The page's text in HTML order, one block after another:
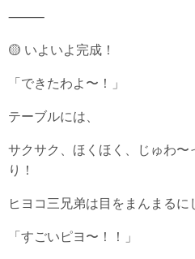
⸻
🟡 いよいよ完成！
「できたわよ〜！」
テーブルには、
サクサク、ほくほく、じゅわ〜
り！
ヒヨコ三兄弟は目をまんまるに
「すごいピヨ〜！！」